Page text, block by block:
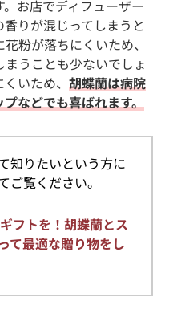
お店でディフューザー
りが混じってしまうと
粉が落ちにくいため、
うことも少ないでしょ
いため、 胡蝶蘭は病院
などでも喜ばれます。
知りたいという方に
ご覧ください。
フトを！胡蝶蘭とス
て最適な贈り物をし